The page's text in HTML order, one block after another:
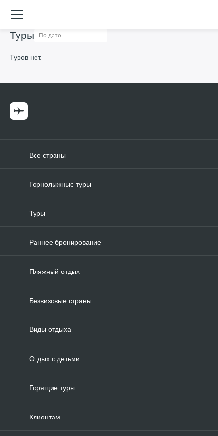
Туры
Туров нет.
Все страны
Горнолыжные туры
Туры
Раннее бронирование
Пляжный отдых
Безвизовые страны
Виды отдыха
Отдых с детьми
Горящие туры
Клиентам